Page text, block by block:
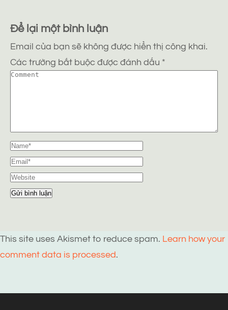
Để lại một bình luận
Email của bạn sẽ không được hiển thị công khai.
Các trường bắt buộc được đánh dấu *
This site uses Akismet to reduce spam. Learn how your
comment data is processed.